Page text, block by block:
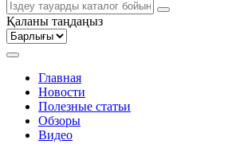
Қаланы таңдаңыз
Главная
Новости
Полезные статьи
Обзоры
Видео